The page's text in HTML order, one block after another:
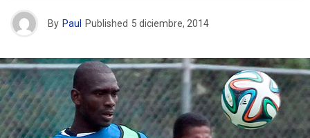
By Paul Published 5 diciembre, 2014